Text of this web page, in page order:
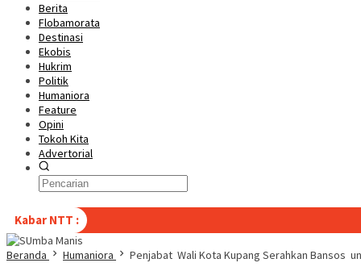
Berita
Flobamorata
Destinasi
Ekobis
Hukrim
Politik
Humaniora
Feature
Opini
Tokoh Kita
Advertorial
Kabar NTT :
Beranda Humaniora Penjabat Wali Kota Kupang Serahkan Bansos